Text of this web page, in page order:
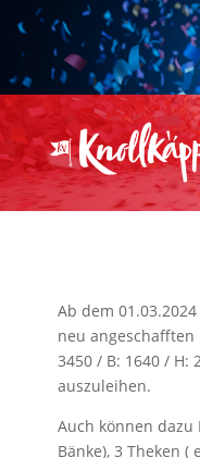
Ab dem
neu
3450 / B: 1640 / H:
auszuleihen.
Auch können
Bänke), 3 Theken